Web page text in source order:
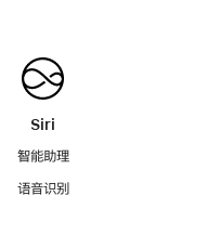
Siri
智能助理
语音识别